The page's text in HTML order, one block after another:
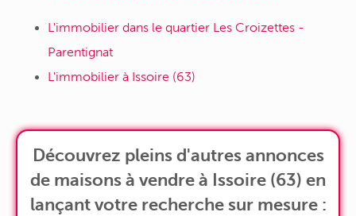
L'immobilier dans le quartier Les Croizettes -
Parentignat
L'immobilier à Issoire (63)
Découvrez pleins d'autres annonces
de maisons à vendre à Issoire (63) en
lançant votre recherche sur mesure :